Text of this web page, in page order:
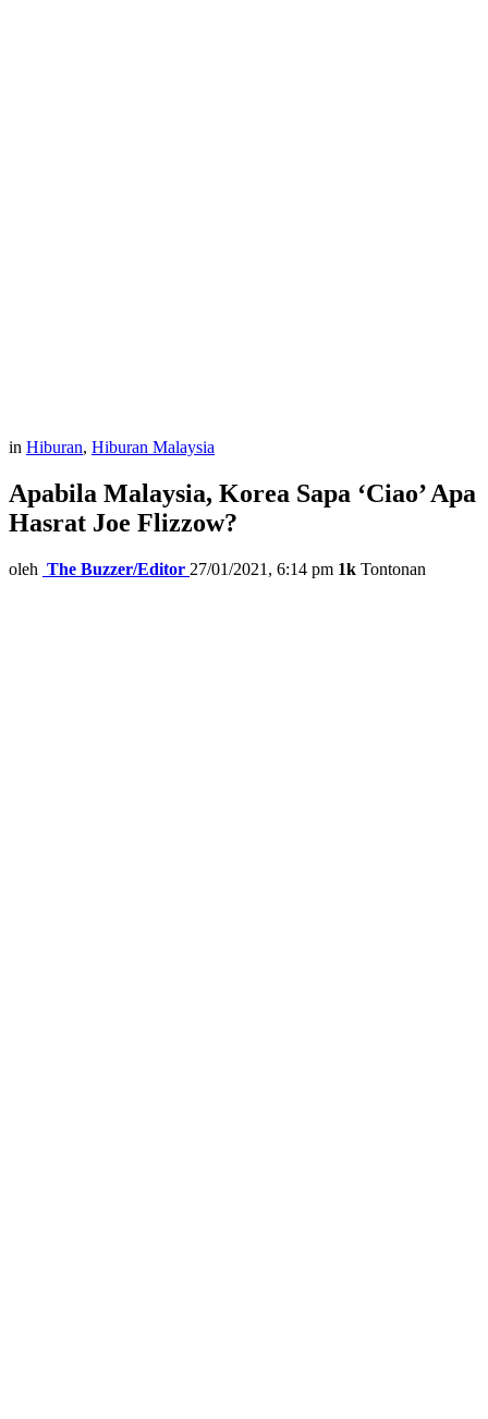
in Hiburan, Hiburan Malaysia
Apabila Malaysia, Korea Sapa ‘Ciao’ Apa
Hasrat Joe Flizzow?
oleh The Buzzer/Editor 27/01/2021, 6:14 pm 1k Tontonan